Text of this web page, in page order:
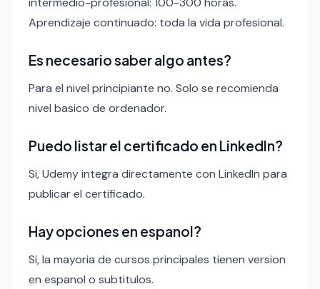
Aprendizaje continuado: toda la vida profesional.
Es necesario saber algo antes?
Para el nivel principiante no. Solo se recomienda
nivel basico de ordenador.
Puedo listar el certificado en LinkedIn?
Si, Udemy integra directamente con LinkedIn para
publicar el certificado.
Hay opciones en espanol?
Si, la mayoria de cursos principales tienen version
en espanol o subtitulos.